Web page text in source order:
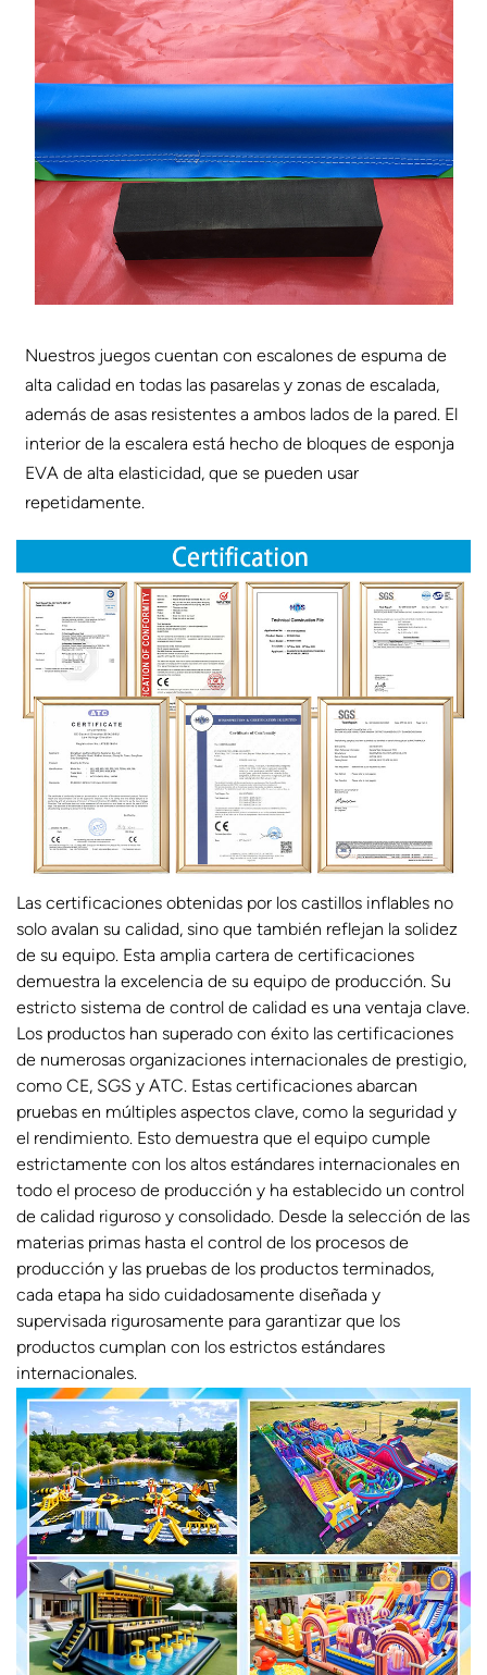
Nuestros juegos cuentan con escalones de espuma de
alta calidad en todas las pasarelas y zonas de escalada,
además de asas resistentes a ambos lados de la pared. El
interior de la escalera está hecho de bloques de esponja
EVA de alta elasticidad, que se pueden usar
repetidamente.
Las certificaciones obtenidas por los castillos inflables no
solo avalan su calidad, sino que también reflejan la solidez
de su equipo. Esta amplia cartera de certificaciones
demuestra la excelencia de su equipo de producción. Su
estricto sistema de control de calidad es una ventaja clave.
Los productos han superado con éxito las certificaciones
de numerosas organizaciones internacionales de prestigio,
como CE, SGS y ATC. Estas certificaciones abarcan
pruebas en múltiples aspectos clave, como la seguridad y
el rendimiento. Esto demuestra que el equipo cumple
estrictamente con los altos estándares internacionales en
todo el proceso de producción y ha establecido un control
de calidad riguroso y consolidado. Desde la selección de las
materias primas hasta el control de los procesos de
producción y las pruebas de los productos terminados,
cada etapa ha sido cuidadosamente diseñada y
supervisada rigurosamente para garantizar que los
productos cumplan con los estrictos estándares
internacionales.